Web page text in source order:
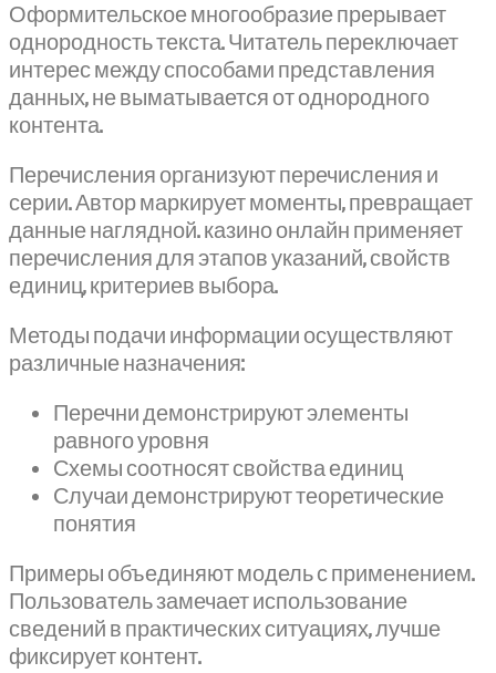
Оформительское многообразие прерывает
однородность текста. Читатель переключает
интерес между способами представления
данных, не выматывается от однородного
контента.
Перечисления организуют перечисления и
серии. Автор маркирует моменты, превращает
данные наглядной. казино онлайн применяет
перечисления для этапов указаний, свойств
единиц, критериев выбора.
Методы подачи информации осуществляют
различные назначения:
Перечни демонстрируют элементы
равного уровня
Схемы соотносят свойства единиц
Случаи демонстрируют теоретические
понятия
Примеры объединяют модель с применением.
Пользователь замечает использование
сведений в практических ситуациях, лучше
фиксирует контент.